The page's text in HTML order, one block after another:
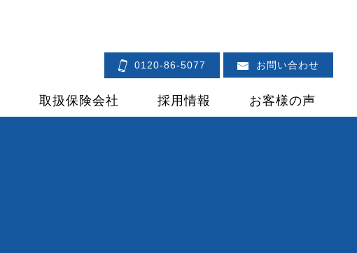
0120-86-5077 お問い合わせ
取扱保険会社 採用情報 お客様の声